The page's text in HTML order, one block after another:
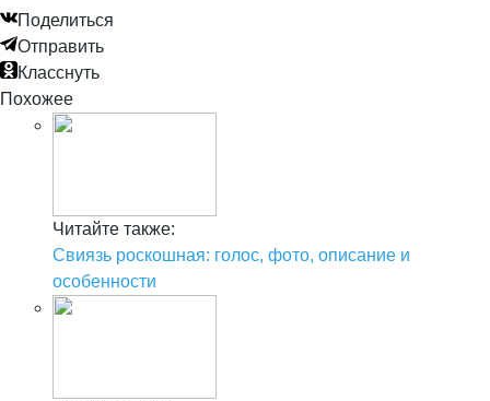
Поделиться
Отправить
Класснуть
Похожее
Читайте также:
Свиязь роскошная: голос, фото, описание и
особенности